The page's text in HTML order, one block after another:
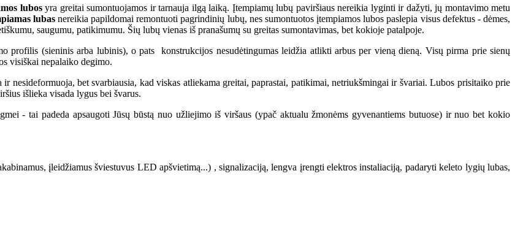
lubosyra greitai sumontuojamos ir tarnauja ilgą laiką. Įtempiamų lubų paviršiaus nereikia lyginti ir dažyti, jų montavimo metu
lubasnereikia papildomai remontuoti pagrindinių lubų, nes sumontuotos įtempiamos lubos paslepia visus defektus - dėmes,
saugumu, patikimumu. Šių lubų vienas iš pranašumų su greitas sumontavimas, bet kokioje patalpoje.
profilis (sieninis arba lubinis), o pats konstrukcijos nesudėtingumas leidžia atlikti arbus per vieną dieną. Visų pirma prie sienų
visiškai nepalaiko degimo.
nesideformuoja, bet svarbiausia, kad viskas atliekama greitai, paprastai, patikimai, netriukšmingai ir švariai. Lubos prisitaiko prie
išlieka visada lygus bei švarus.
- tai padeda apsaugoti Jūsų būstą nuo užliejimo iš viršaus (ypač aktualu žmonėms gyvenantiems butuose) ir nuo bet kokio
įleidžiamus šviestuvus LED apšvietimą...) , signalizaciją, lengva įrengti elektros instaliaciją, padaryti keleto lygių lubas,